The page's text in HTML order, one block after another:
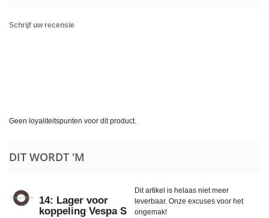
Schrijf uw recensie
Geen loyaliteitspunten voor dit product.
DIT WORDT 'M
14: Lager voor
koppeling Vespa S
Dit artikel is helaas niet meer
leverbaar. Onze excuses voor het
ongemak!